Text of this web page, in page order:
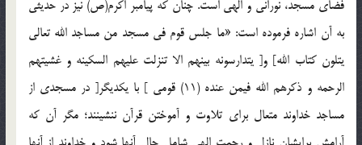
فضای مسجد، نورانی و الهی است. چنان که پیامبر اکرم(ص) نیز در حدیثی
به آن اشاره فرموده است: «ما جلس قوم فی مسجد من مساجد الله تعالی
یتلون کتاب الله] و[ یتدارسونه بینهم الا تنزلت علیهم السکینه و غشیتهم
الرحمه و ذکرهم الله فیمن عنده (11) قومی ] با یکدیگر[ در مسجدی از
مساجد خداوند متعال برای تلاوت و آموختن قرآن ننشینند؛ مگر آن که